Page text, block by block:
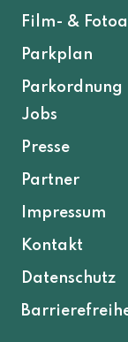
Film- &
Parkplan
Parkordnung
Jobs
Presse
Partner
Impressum
Kontakt
Datenschutz